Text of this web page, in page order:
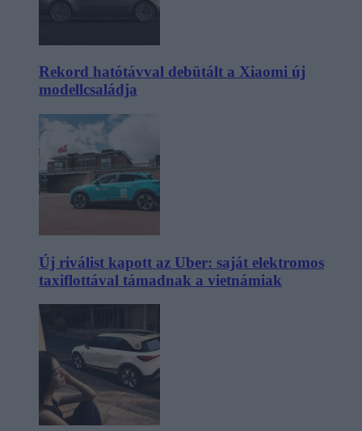
Rekord hatótávval debütált a Xiaomi új
modellcsaládja
Új riválist kapott az Uber: saját elektromos
taxiflottával támadnak a vietnámiak